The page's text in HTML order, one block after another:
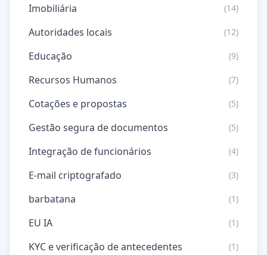
Imobiliária (14)
Autoridades locais (12)
Educação (9)
Recursos Humanos (7)
Cotações e propostas (5)
Gestão segura de documentos (5)
Integração de funcionários (4)
E-mail criptografado (3)
barbatana (1)
EU IA (1)
KYC e verificação de antecedentes (1)